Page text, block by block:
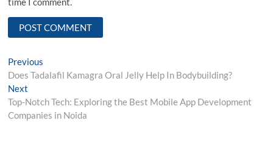
Post
navigation
Previous
post:
Does Tadalafil Kamagra Oral Jelly Help In Bodybuilding?
Next
post:
Top-Notch Tech: Exploring the Best Mobile App Development
Companies in Noida